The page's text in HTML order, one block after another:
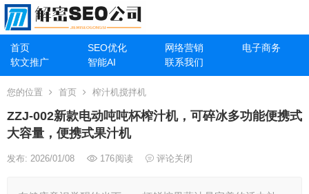
首页 SEO优化 网络营销
电子商务
软文推广
智能AI 联系我们
您的位置 首页 榨汁机搅拌机
ZZJ-002新款电动吨吨杯榨汁机，可碎冰多功能便携式
大容量，便携式果汁机
发布: 2026/01/08 176阅读 评论关闭